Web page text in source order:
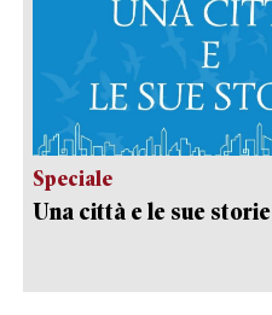
Speciale
Una città e le sue storie